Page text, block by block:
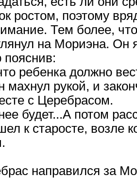
ростом, поэтому
Тем более,
на Мориэна. Он
пояснив:
ребенка должно
махнул рукой, и
с Церебрасом.
будет...А потом
к старосте, возле
направился за